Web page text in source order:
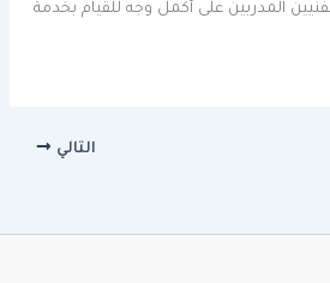
المدربين على أكمل وجه للقيام بخدمة
التالي